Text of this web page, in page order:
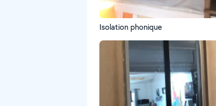
Isolation phonique